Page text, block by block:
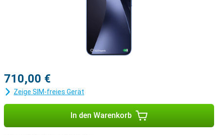
710,00 €
Zeige SIM-freies Gerät
In den Warenkorb